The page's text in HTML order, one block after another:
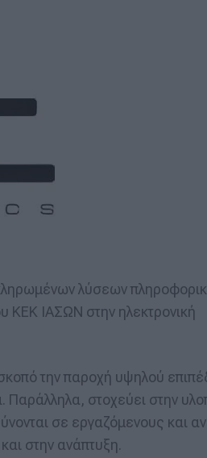
λύσεων
ΚΕΚ ΙΑΣΩΝ στην ηλεκτρονική
την παροχή υψηλού
Παράλληλα, στοχεύει στην
σε εργαζόμενους και
στην ανάπτυξη.